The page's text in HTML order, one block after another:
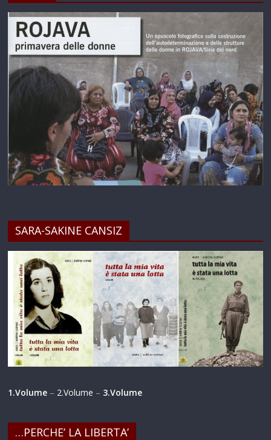
SARA-SAKINE CANSIZ
1.Volume – 2.Volume – 3.Volume
…PERCHE’ LA LIBERTA’